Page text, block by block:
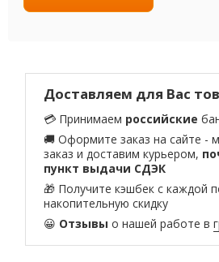
Доставляем для Вас
💳 Принимаем российские
🚚 Оформите заказ на сайте -
заказ и доставим курьером,
пункт выдачи СДЭК
🎁 Получите кэшбек с каждой
накопительную скидку
😀 Отзывы о нашей работе в